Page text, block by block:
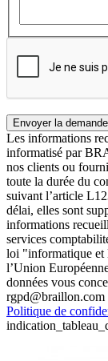
Les informations
informatisé par
nos clients ou
toute la durée du
suivant l’article
délai, elles sont
informations
services
loi "informatique et
l’Union
données vous
rgpd@braillon.com
Politique de